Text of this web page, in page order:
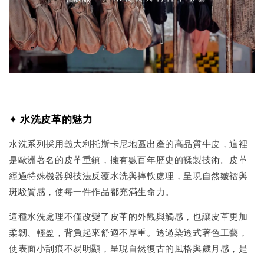
✦ 水洗皮革的魅力
水洗系列採用義大利托斯卡尼地區出產的高品質牛皮，這裡
是歐洲著名的皮革重鎮，擁有數百年歷史的鞣製技術。皮革
經過特殊機器與技法反覆水洗與摔軟處理，呈現自然皺褶與
斑駁質感，使每一件作品都充滿生命力。
這種水洗處理不僅改變了皮革的外觀與觸感，也讓皮革更加
柔韌、輕盈，背負起來舒適不厚重。透過染透式著色工藝，
使表面小刮痕不易明顯，呈現自然復古的風格與歲月感，是